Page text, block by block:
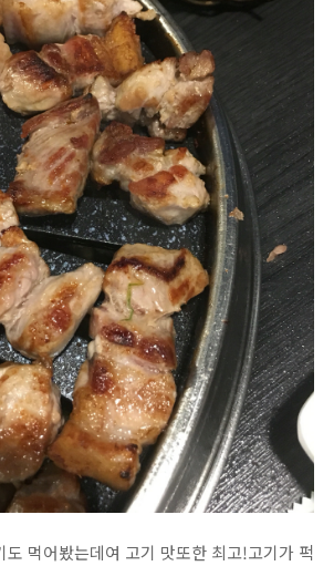
도 먹어봤는데여 고기 맛또한 최고!고기가 퍽